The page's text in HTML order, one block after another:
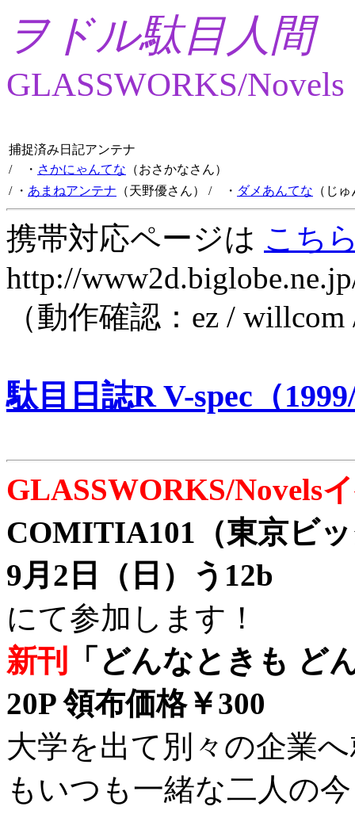
ヲドル駄目人間
GLASSWORKS/Novels
捕捉済み日記アンテナ
/ ・ さかにゃんてな （おさかなさん）
/ ・ あまねアンテナ （天野優さん） / ・ ダメあんてな （じ
携帯対応ページは こち
http://
（動作確認：ez /
駄目日誌R V-spec（
GLASSWORKS/Novels
COMITIA101（東京ビ
9月2日（日）う12b
にて参加します！
新刊
「どんなときも ど
20P 領布価格￥300
大学を出て別々の企業
もいつも一緒な二人の